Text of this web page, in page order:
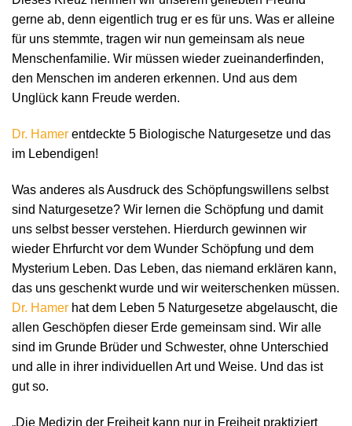
gerne ab, denn eigentlich trug er es für uns. Was er alleine
für uns stemmte, tragen wir nun gemeinsam als neue
Menschenfamilie. Wir müssen wieder zueinanderfinden,
den Menschen im anderen erkennen. Und aus dem
Unglück kann Freude werden.
Dr. Hamer entdeckte 5 Biologische Naturgesetze und das
im Lebendigen!
Was anderes als Ausdruck des Schöpfungswillens selbst
sind Naturgesetze? Wir lernen die Schöpfung und damit
uns selbst besser verstehen. Hierdurch gewinnen wir
wieder Ehrfurcht vor dem Wunder Schöpfung und dem
Mysterium Leben. Das Leben, das niemand erklären kann,
das uns geschenkt wurde und wir weiterschenken müssen.
Dr. Hamer hat dem Leben 5 Naturgesetze abgelauscht, die
allen Geschöpfen dieser Erde gemeinsam sind. Wir alle
sind im Grunde Brüder und Schwester, ohne Unterschied
und alle in ihrer individuellen Art und Weise. Und das ist
gut so.
„Die Medizin der Freiheit kann nur in Freiheit praktiziert